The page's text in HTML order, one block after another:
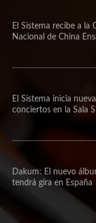
El Sistema recibe a la
Nacional de China
El Sistema inicia
conciertos en la Sala
Dakum: El nuevo
tendrá gira en España